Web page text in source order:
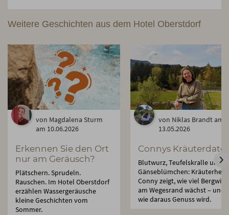
Weitere Geschichten aus dem Hotel Oberstdorf
von Magdalena Sturm
am 10.06.2026
Erkennen Sie den Ort
nur am Geräusch?
Plätschern. Sprudeln.
Rauschen. Im Hotel Oberstdorf
erzählen Wassergeräusche
kleine Geschichten vom
Sommer.
von Niklas Brandt am
13.05.2026
Connys Kräuterdate
Blutwurz, Teufelskralle und
Gänseblümchen: Kräuterhexe
Conny zeigt, wie viel
am Wegesrand wächst – und
wie daraus Genuss wird.